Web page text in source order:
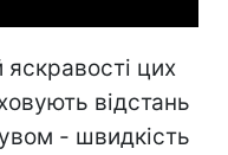
цих
відстань
- швидкість